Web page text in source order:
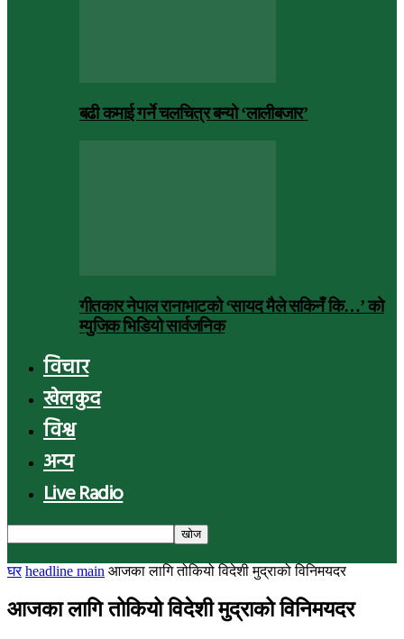
बढी कमाई गर्ने चलचित्र बन्यो ‘लालीबजार’
गीतकार नेपाल रानाभाटको ‘सायद मैले सकिनँ कि…’ को
म्युजिक भिडियो सार्वजनिक
विचार
खेलकुद
विश्व
अन्य
Live Radio
घर headline main आजका लागि तोकियो विदेशी मुद्राको विनिमयदर
आजका लागि तोकियो विदेशी मुद्राको विनिमयदर